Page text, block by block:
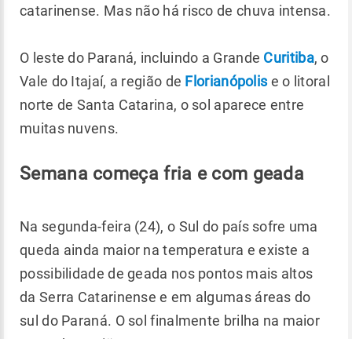
catarinense. Mas não há risco de chuva intensa.
O leste do Paraná, incluindo a Grande Curitiba, o
Vale do Itajaí, a região de Florianópolise o litoral
norte de Santa Catarina, o sol aparece entre
muitas nuvens.
Semana começa fria e com geada
Na segunda-feira (24), o Sul do país sofre uma
queda ainda maior na temperatura e existe a
possibilidade de geada nos pontos mais altos
da Serra Catarinense e em algumas áreas do
sul do Paraná. O sol finalmente brilha na maior